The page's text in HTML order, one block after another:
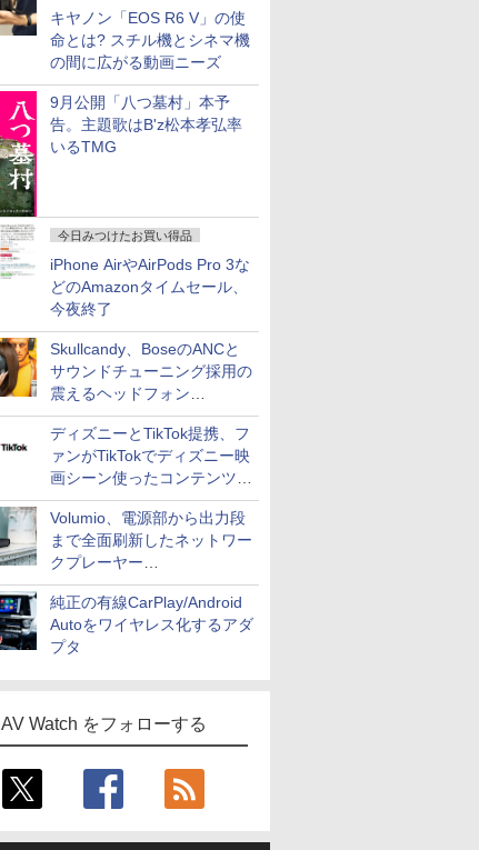
キヤノン「EOS R6 V」の使
命とは? スチル機とシネマ機
の間に広がる動画ニーズ
9月公開「八つ墓村」本予
告。主題歌はB'z松本孝弘率
いるTMG
今日みつけたお買い得品
iPhone AirやAirPods Pro 3な
どのAmazonタイムセール、
今夜終了
Skullcandy、BoseのANCと
サウンドチューニング採用の
震えるヘッドフォン
「Crusher 1080 ANC」
ディズニーとTikTok提携、フ
ァンがTikTokでディズニー映
画シーン使ったコンテンツ制
作、Disney+にも配信
Volumio、電源部から出力段
まで全面刷新したネットワー
クプレーヤー
「Primo（2026）」
純正の有線CarPlay/Android
Autoをワイヤレス化するアダ
プタ
AV Watch をフォローする